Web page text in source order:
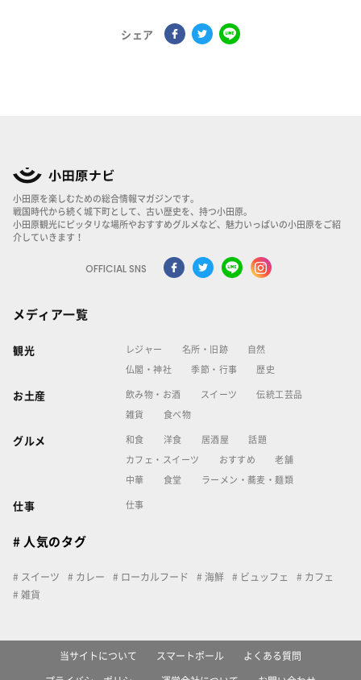
シェア
小田原を楽しむための総合情報マガジンです。
戦国時代から続く城下町として、古い歴史を、持つ小田原。
小田原観光にピッタリな場所やおすすめグルメなど、魅力いっぱいの小田原をご紹
介していきます！
OFFICIAL SNS
メディア一覧
観光 レジャー 名所・旧跡 自然
仏閣・神社 季節・行事 歴史
お土産 飲み物・お酒 スイーツ 伝統工芸品
雑貨 食べ物
グルメ 和食 洋食 居酒屋 話題
カフェ・スイーツ おすすめ 老舗
中華 食堂 ラーメン・蕎麦・麺類
仕事 仕事
# 人気のタグ
スイーツ カレー ローカルフード 海鮮 ビュッフェ
カフェ
雑貨
当サイトについて スマートポール よくある質問